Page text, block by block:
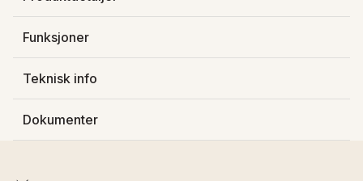
Varenummer
Lagerstatus:Ikke på lager
Farge innside:
Funksjoner
Teknisk info
Bredde:59 cm
Dokumenter